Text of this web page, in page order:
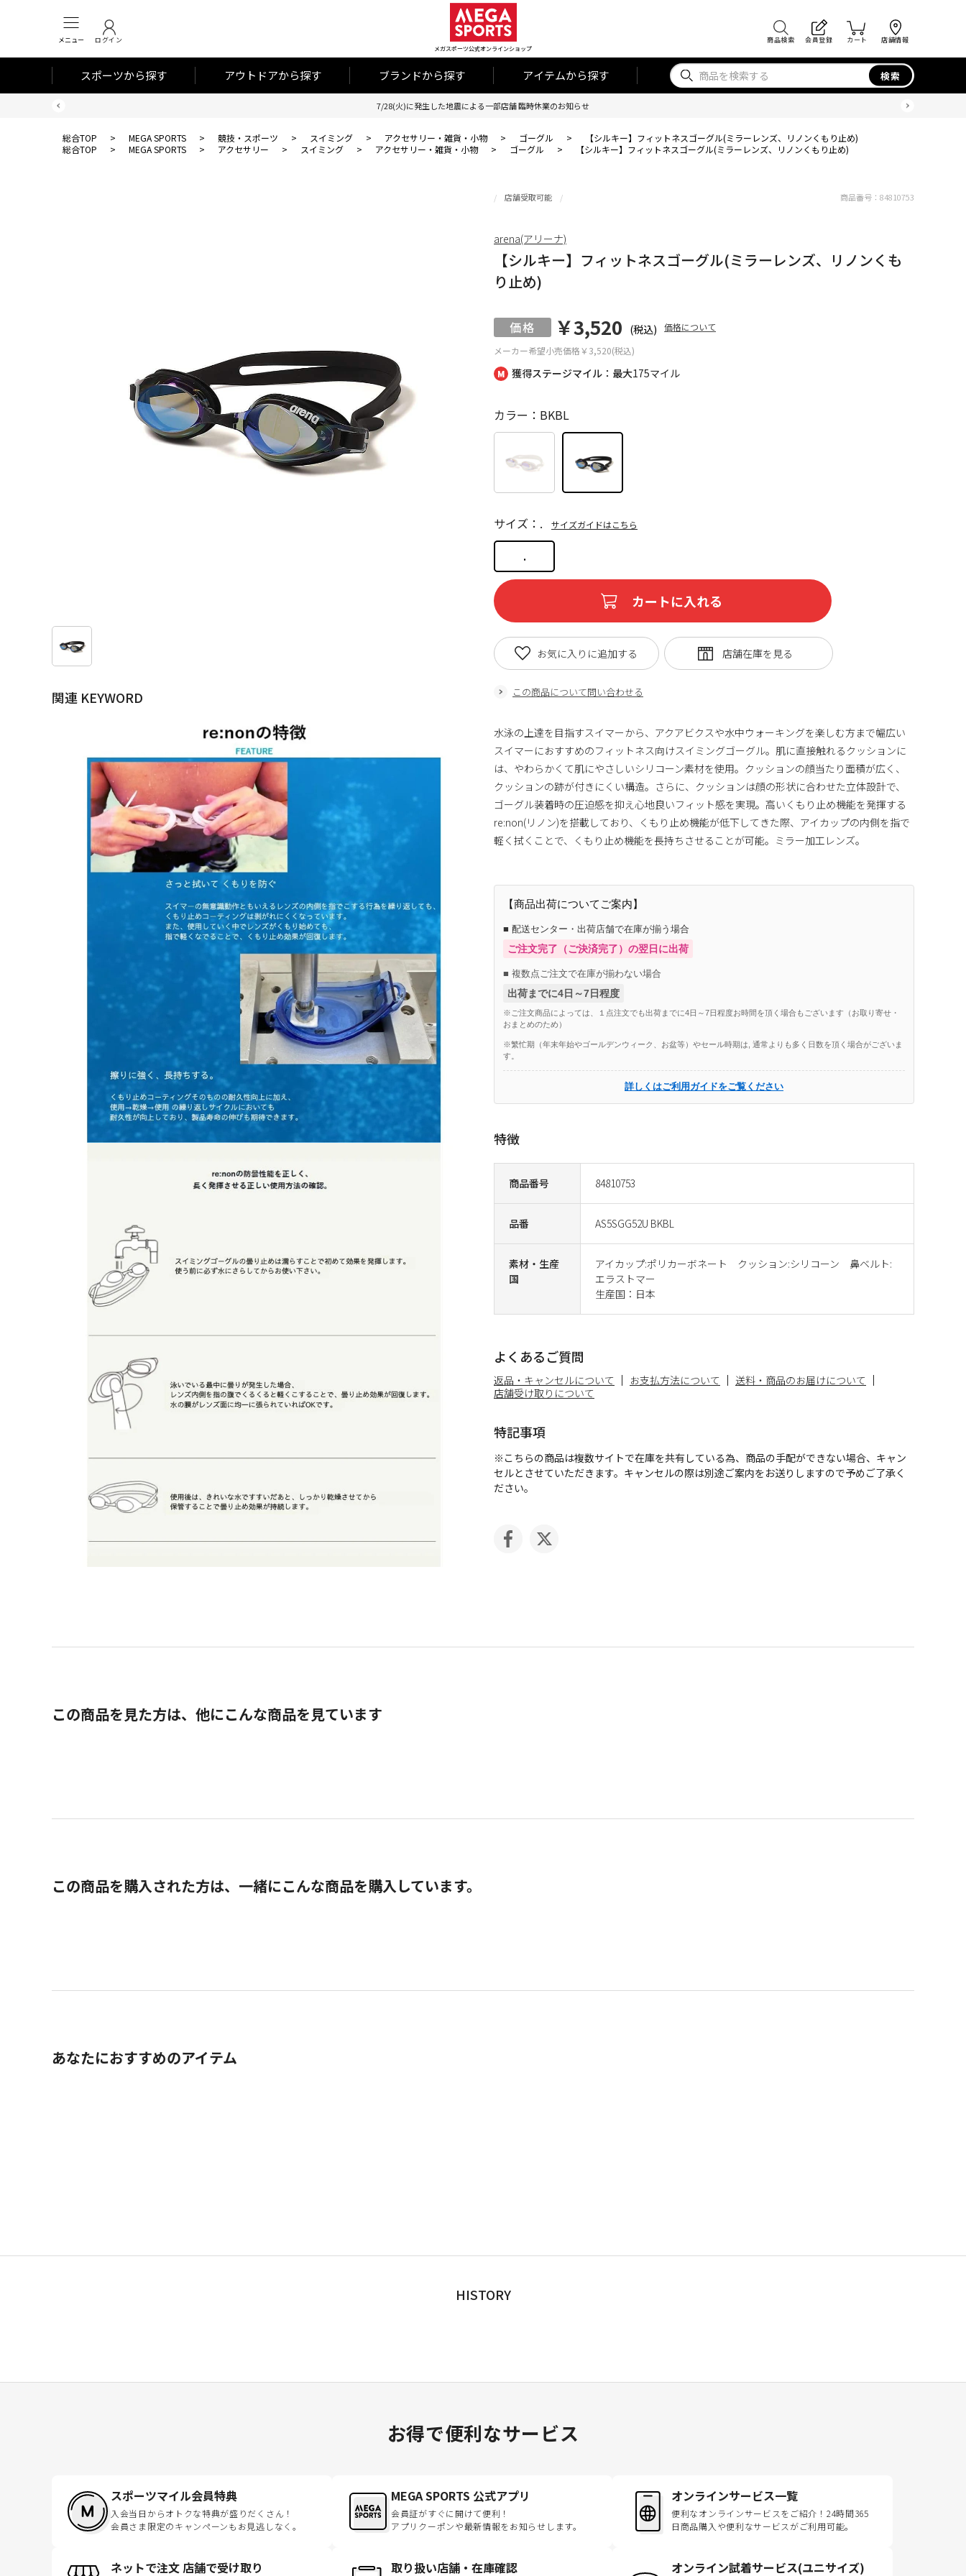
メニュー ログイン
メガスポーツ公式オンラインショップ
商品検索 会員登録 カート 店舗情報
スポーツから探す アウトドアから探す ブランドから探す アイテムから探す 検索
7/28(火)に発生した地震による一部店舗 臨時休業のお知らせ
総合TOP > MEGA SPORTS > 競技・スポーツ > スイミング > アクセサリー・雑貨・小物 > ゴーグル >
【シルキー】フィットネスゴーグル(ミラーレンズ、リノンくもり止め)
総合TOP
> MEGA SPORTS > アクセサリー > スイミング > アクセサリー・雑貨・小物 > ゴーグル > 【シルキー】フィットネスゴーグル(ミラーレンズ、リノンくもり止め)
関連 KEYWORD
獲得ステージマイル：最大175マイル
店舗受取可能
【シルキー】フィットネスゴーグル(ミラーレンズ、リノンくも
り止め)
メーカー希望小売価格￥3,520(税込)
￥3,520 (税込) 価格について
商品番号 84810753
品番 AS5SGG52U BKBL
素材・生産
国
アイカップ:ポリカーボネート クッション:シリコーン 鼻ベルト:
エラストマー
生産国：日本
カラー：BKBL
.
サイズ：. サイズガイドはこちら
カートに入れる
この商品について問い合わせる
お気に入りに追加する
商品番号： 84810753
arena(アリーナ)
水泳の上達を目指すスイマーから、アクアビクスや水中ウォーキングを楽しむ方まで幅広い
スイマーにおすすめのフィットネス向けスイミングゴーグル。肌に直接触れるクッションに
は、やわらかくて肌にやさしいシリコーン素材を使用。クッションの顔当たり面積が広く、
クッションの跡が付きにくい構造。さらに、クッションは顔の形状に合わせた立体設計で、
ゴーグル装着時の圧迫感を抑え心地良いフィット感を実現。高いくもり止め機能を発揮する
re:non(リノン)を搭載しており、くもり止め機能が低下してきた際、アイカップの内側を指で
軽く拭くことで、くもり止め機能を長持ちさせることが可能。ミラー加工レンズ。
【商品出荷についてご案内】
■ 配送センター・出荷店舗で在庫が揃う場合
ご注文完了（ご決済完了）の翌日に出荷
■ 複数点ご注文で在庫が揃わない場合
出荷までに4日～7日程度
※ご注文商品によっては、１点注文でも出荷までに4日～7日程度お時間を頂く場合もございます（お取り寄せ・
おまとめのため）
※繁忙期（年末年始やゴールデンウィーク、お盆等）やセール時期は, 通常よりも多く日数を頂く場合がございま
す。
詳しくはご利用ガイドをご覧ください
特徴
よくあるご質問
返品・キャンセルについて お支払方法について
送料・商品のお届けについて
店舗受け取りについて
特記事項
※こちらの商品は複数サイトで在庫を共有している為、商品の手配ができない場合、キャン
セルとさせていただきます。キャンセルの際は別途ご案内をお送りしますので予めご了承く
ださい。
この商品を見た方は、他にこんな商品を見ています
この商品を購入された方は、一緒にこんな商品を購入しています。
あなたにおすすめのアイテム
HISTORY
お得で便利なサービス
スポーツマイル会員特典
入会当日からオトクな特典が盛りだくさん！
会員さま限定のキャンペーンもお見逃しなく。
MEGA SPORTS 公式アプリ
会員証がすぐに開けて便利！
アプリクーポンや最新情報をお知らせします。
オンラインサービス一覧
便利なオンラインサービスをご紹介！24時間365
日商品購入や便利なサービスがご利用可能。
ネットで注文 店舗で受け取り 取り扱い店舗・在庫確認 オンライン試着サービス(ユニサイズ)